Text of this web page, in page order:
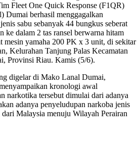
Fleet One Quick Response (F1QR)
Dumai berhasil menggagalkan
sabu sebanyak 44 bungkus seberat
ke dalam 2 tas ransel berwarna hitam
mesin yamaha 200 PK x 3 unit, di sekitar
Kelurahan Tanjung Palas Kecamatan
Provinsi Riau. Kamis (5/6).
digelar di Mako Lanal Dumai,
kronologi awal
narkotika tersebut dimulai dari adanya
adanya penyeludupan narkoba jenis
Malaysia menuju Wilayah Perairan